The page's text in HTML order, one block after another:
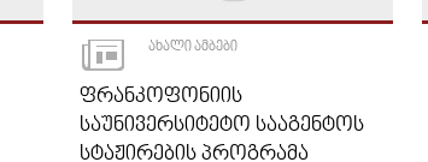
ᲐᲮᲐᲚᲘ ᲐᲛᲑᲔᲑᲘ
ᲤᲠᲐᲜᲙᲝᲤᲝᲜᲘᲘᲡ
ᲡᲐᲣᲜᲘᲕᲔᲠᲡᲘᲢᲔᲢᲝ ᲡᲐᲐᲒᲔᲜᲢᲝᲡ
ᲡᲢᲐᲟᲘᲠᲔᲑᲘᲡ ᲞᲠᲝᲒᲠᲐᲛᲐ